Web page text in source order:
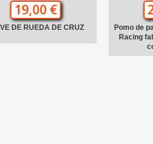
19,00 €
DE RUEDA DE CRUZ
Pomo de
Racing